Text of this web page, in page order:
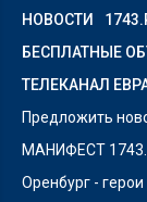
НОВОСТИ
БЕСПЛАТНЫЕ
ТЕЛЕКАНАЛ
Предложить
МАНИФЕСТ
Оренбург -